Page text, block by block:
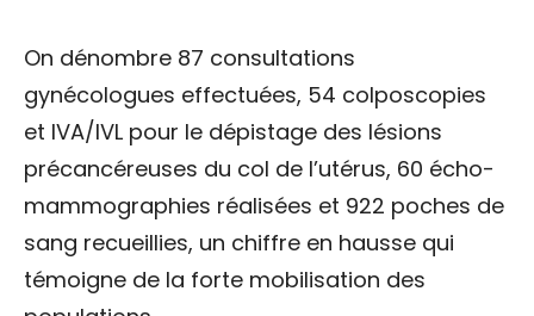
On dénombre 87 consultations
gynécologues effectuées, 54 colposcopies
et IVA/IVL pour le dépistage des lésions
précancéreuses du col de l’utérus, 60 écho-
mammographies réalisées et 922 poches de
sang recueillies, un chiffre en hausse qui
témoigne de la forte mobilisation des